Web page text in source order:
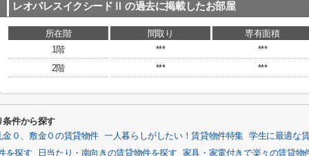
レオパレスイクシードⅡ の過去に掲載したお部屋
所在階 間取り
専有面積
1階
***
***
2階
*** ***
件から探す
金０、敷金０の賃貸物件 一人暮らしがしたい！賃貸物件特集 学生に最適な
を探す
日当たり・南向きの賃貸物件を探す 家具・家電付きで楽々の賃貸物